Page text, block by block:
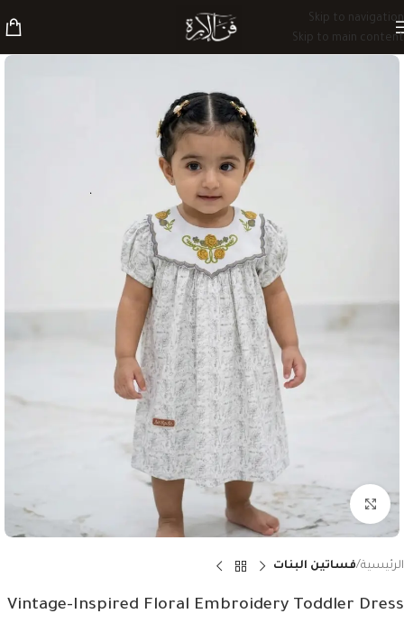
Skip to navigation
Skip to main content
Click to enlarge
الرئيسية فساتين البنات
Vintage-Inspired Floral Embroidery Toddler Dress